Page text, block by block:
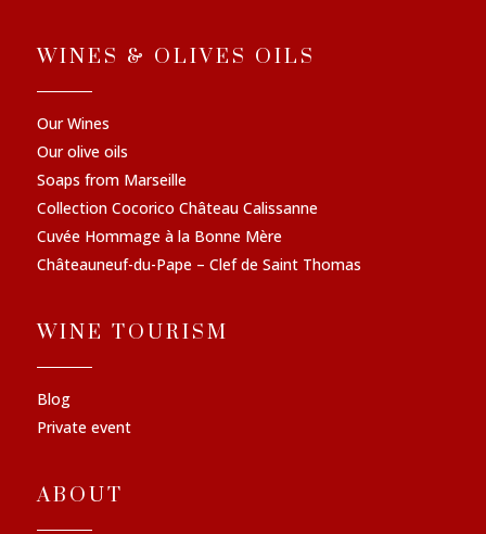
WINES & OLIVES OILS
Our Wines
Our olive oils
Soaps from Marseille
Collection Cocorico Château Calissanne
Cuvée Hommage à la Bonne Mère
Châteauneuf-du-Pape – Clef de Saint Thomas
WINE TOURISM
Blog
Private event
ABOUT